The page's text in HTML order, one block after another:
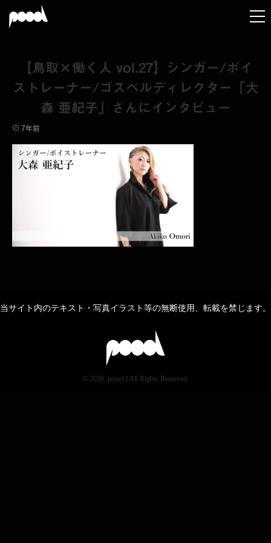
【鳥取×働く人 vol.27】シンガー/ボイ
ストレーナー/ゴスペルディレクター「大
森 亜紀子」さんにインタビュー
7年前
当サイト内のテキスト・写真イラスト等の無断使用、転載を禁じます。
© 2026. poool l All Rights Reserved.